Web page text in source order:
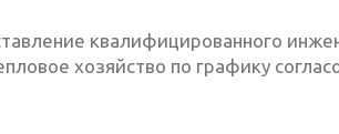
квалифицированного
хозяйство по графику